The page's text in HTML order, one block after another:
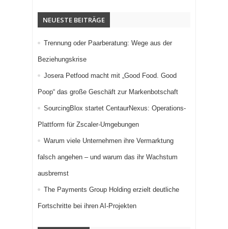
NEUESTE BEITRÄGE
Trennung oder Paarberatung: Wege aus der
Beziehungskrise
Josera Petfood macht mit „Good Food. Good
Poop“ das große Geschäft zur Markenbotschaft
SourcingBlox startet CentaurNexus: Operations-
Plattform für Zscaler-Umgebungen
Warum viele Unternehmen ihre Vermarktung
falsch angehen – und warum das ihr Wachstum
ausbremst
The Payments Group Holding erzielt deutliche
Fortschritte bei ihren AI-Projekten